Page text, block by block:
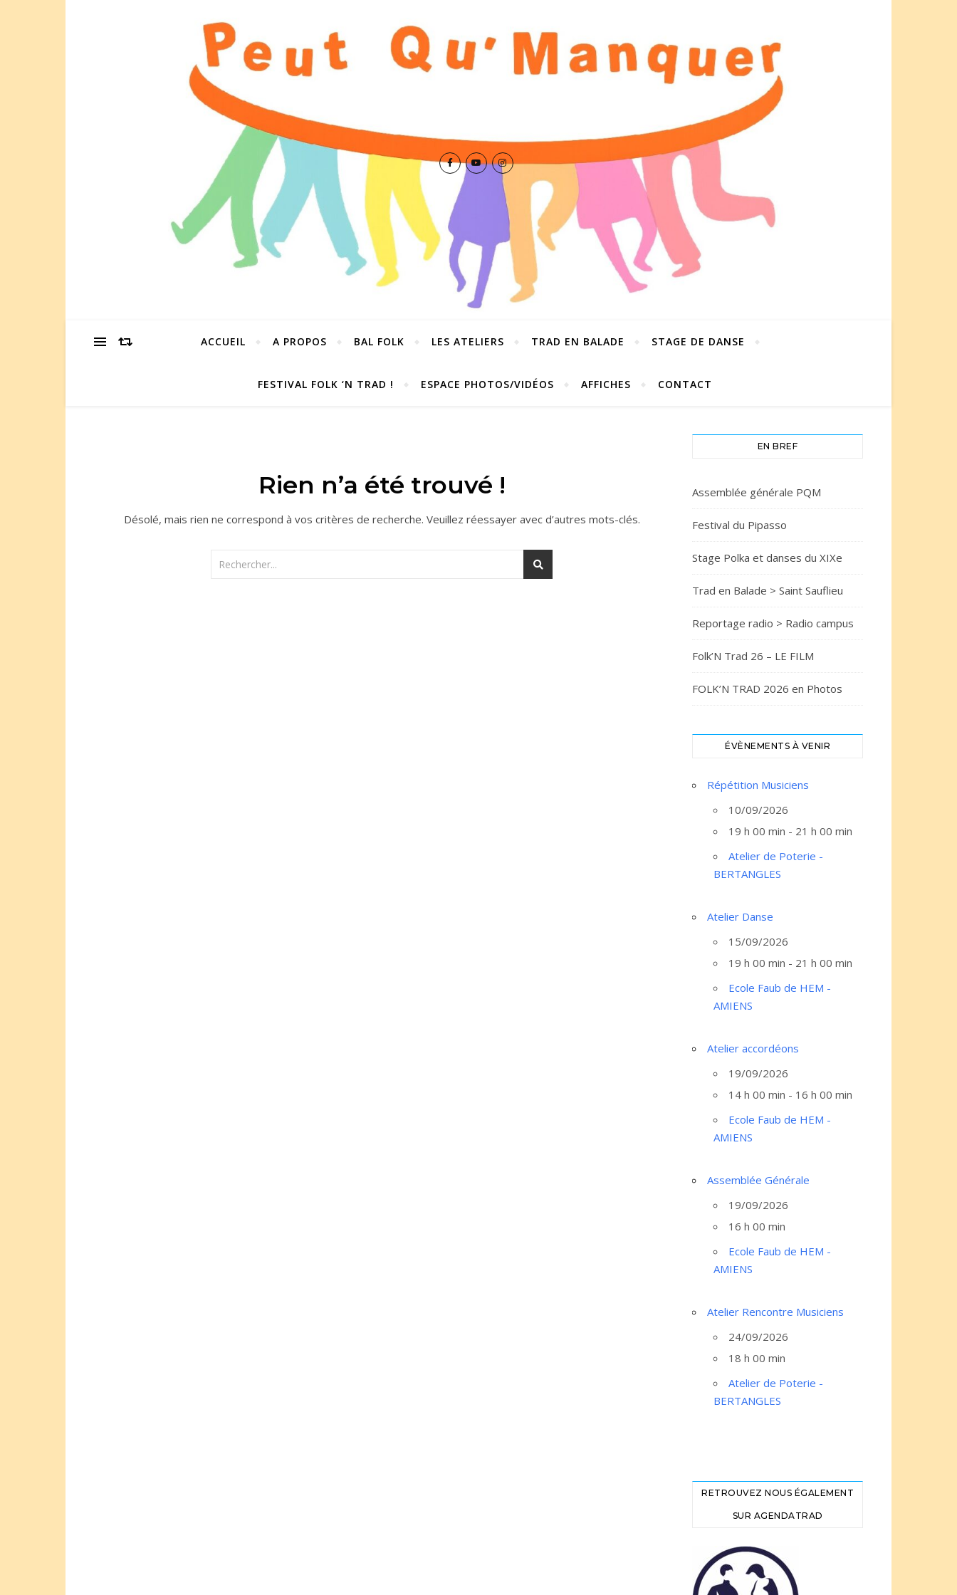
ACCUEIL A PROPOS BAL FOLK LES ATELIERS TRAD EN BALADE STAGE DE DANSE
FESTIVAL FOLK ‘N TRAD ! ESPACE PHOTOS/VIDÉOS AFFICHES CONTACT
Rien n’a été trouvé !
Désolé, mais rien ne correspond à vos critères de recherche. Veuillez réessayer avec d’autres mots-clés.
EN BREF
Assemblée générale PQM
Festival du Pipasso
Stage Polka et danses du XIXe
Trad en Balade > Saint Sauflieu
Reportage radio > Radio campus
Folk’N Trad 26 – LE FILM
FOLK’N TRAD 2026 en Photos
ÉVÈNEMENTS À VENIR
Répétition Musiciens
10/09/2026
19 h 00 min - 21 h 00 min
Atelier de Poterie -
BERTANGLES
Atelier Danse
15/09/2026
19 h 00 min - 21 h 00 min
Ecole Faub de HEM -
AMIENS
Atelier accordéons
19/09/2026
14 h 00 min - 16 h 00 min
Ecole Faub de HEM -
AMIENS
Assemblée Générale
19/09/2026
16 h 00 min
Ecole Faub de HEM -
AMIENS
Atelier Rencontre Musiciens
24/09/2026
18 h 00 min
Atelier de Poterie -
BERTANGLES
RETROUVEZ NOUS ÉGALEMENT
SUR AGENDATRAD